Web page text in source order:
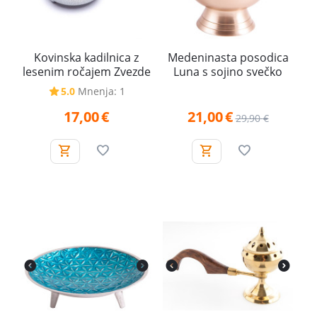
Kovinska kadilnica z
lesenim ročajem Zvezde
5.0 Mnenja: 1
17,00€
Medeninasta posodica
Luna s sojino svečko
21,00€ 29,90 €